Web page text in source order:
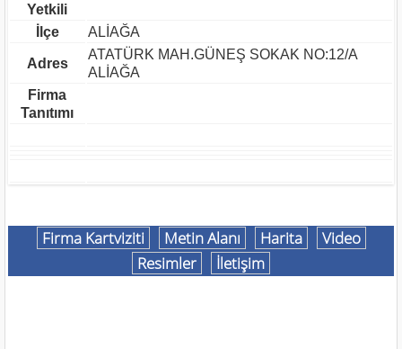
Yetkili
İlçe
ALİAĞA
Adres
ATATÜRK MAH.GÜNEŞ SOKAK NO:12/A
ALİAĞA
Firma
Tanıtımı
Firma Kartviziti Metin Alanı Harita
Video
Resimler
İletişim